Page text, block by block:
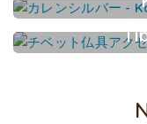
カ
チ